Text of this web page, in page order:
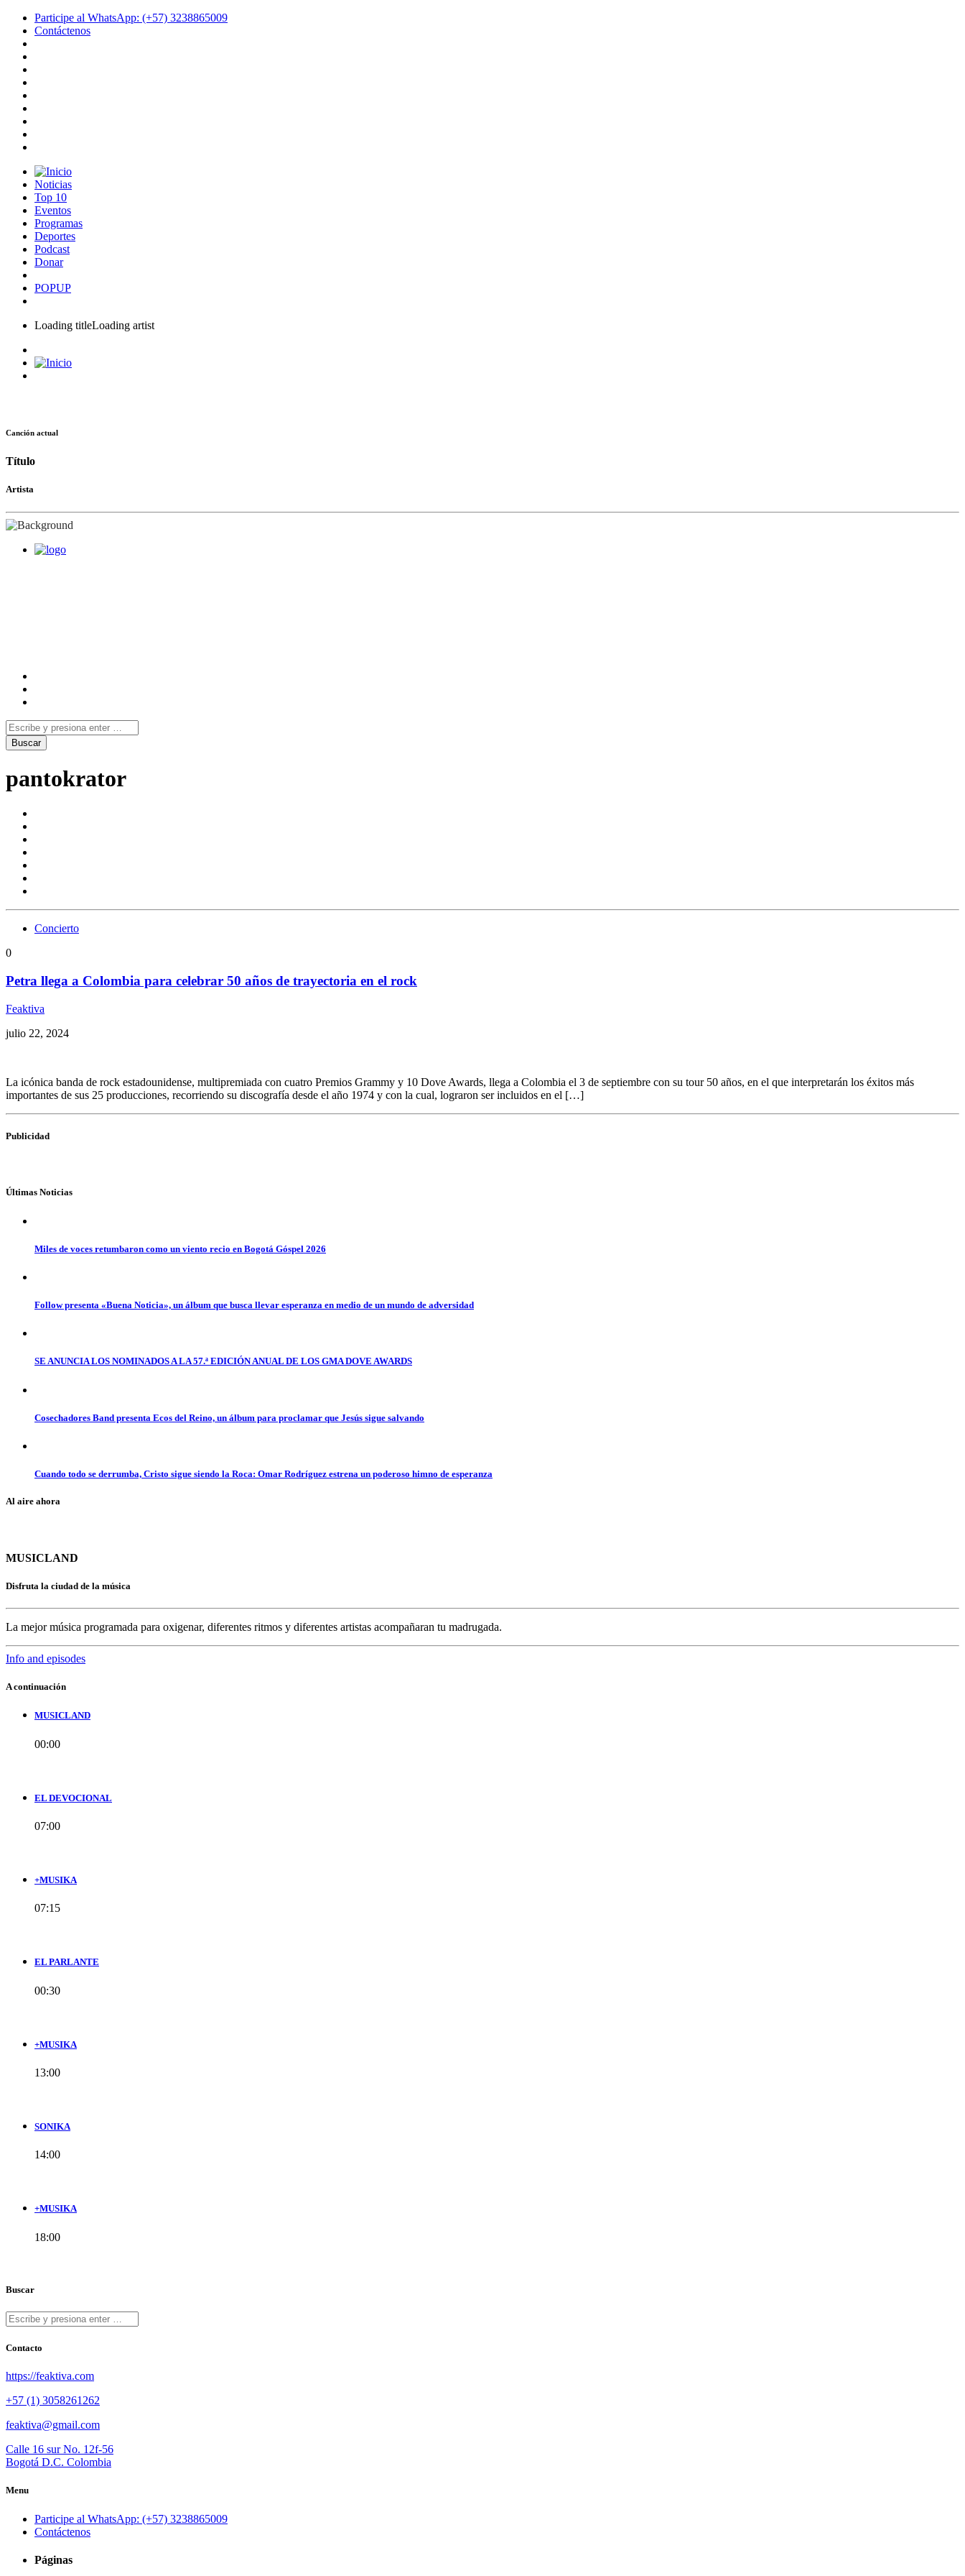
Participe al WhatsApp: (+57) 3238865009
Contáctenos
Noticias
Top 10
Eventos
Programas
Deportes
Podcast
Donar
POPUP
Loading titleLoading artist
Canción actual
Título
Artista
pantokrator
Concierto
0
Petra llega a Colombia para celebrar 50 años de trayectoria en el rock
Feaktiva
julio 22, 2024
La icónica banda de rock estadounidense, multipremiada con cuatro Premios Grammy y 10 Dove Awards, llega a Colombia el 3 de septiembre con su tour 50 años, en el que interpretarán los éxitos más
importantes de sus 25 producciones, recorriendo su discografía desde el año 1974 y con la cual, lograron ser incluidos en el […]
Publicidad
Últimas Noticias
Miles de voces retumbaron como un viento recio en Bogotá Góspel 2026
Follow presenta «Buena Noticia», un álbum que busca llevar esperanza en medio de un mundo de adversidad
SE ANUNCIA LOS NOMINADOS A LA 57.ª EDICIÓN ANUAL DE LOS GMA DOVE AWARDS
Cosechadores Band presenta Ecos del Reino, un álbum para proclamar que Jesús sigue salvando
Cuando todo se derrumba, Cristo sigue siendo la Roca: Omar Rodríguez estrena un poderoso himno de esperanza
Al aire ahora
MUSICLAND
Disfruta la ciudad de la música
La mejor música programada para oxigenar, diferentes ritmos y diferentes artistas acompañaran tu madrugada.
Info and episodes
A continuación
MUSICLAND
00:00
EL DEVOCIONAL
07:00
+MUSIKA
07:15
EL PARLANTE
00:30
+MUSIKA
13:00
SONIKA
14:00
+MUSIKA
18:00
Buscar
Contacto
https://feaktiva.com
+57 (1) 3058261262
feaktiva@gmail.com
Calle 16 sur No. 12f-56
Bogotá D.C. Colombia
Menu
Participe al WhatsApp: (+57) 3238865009
Contáctenos
Páginas